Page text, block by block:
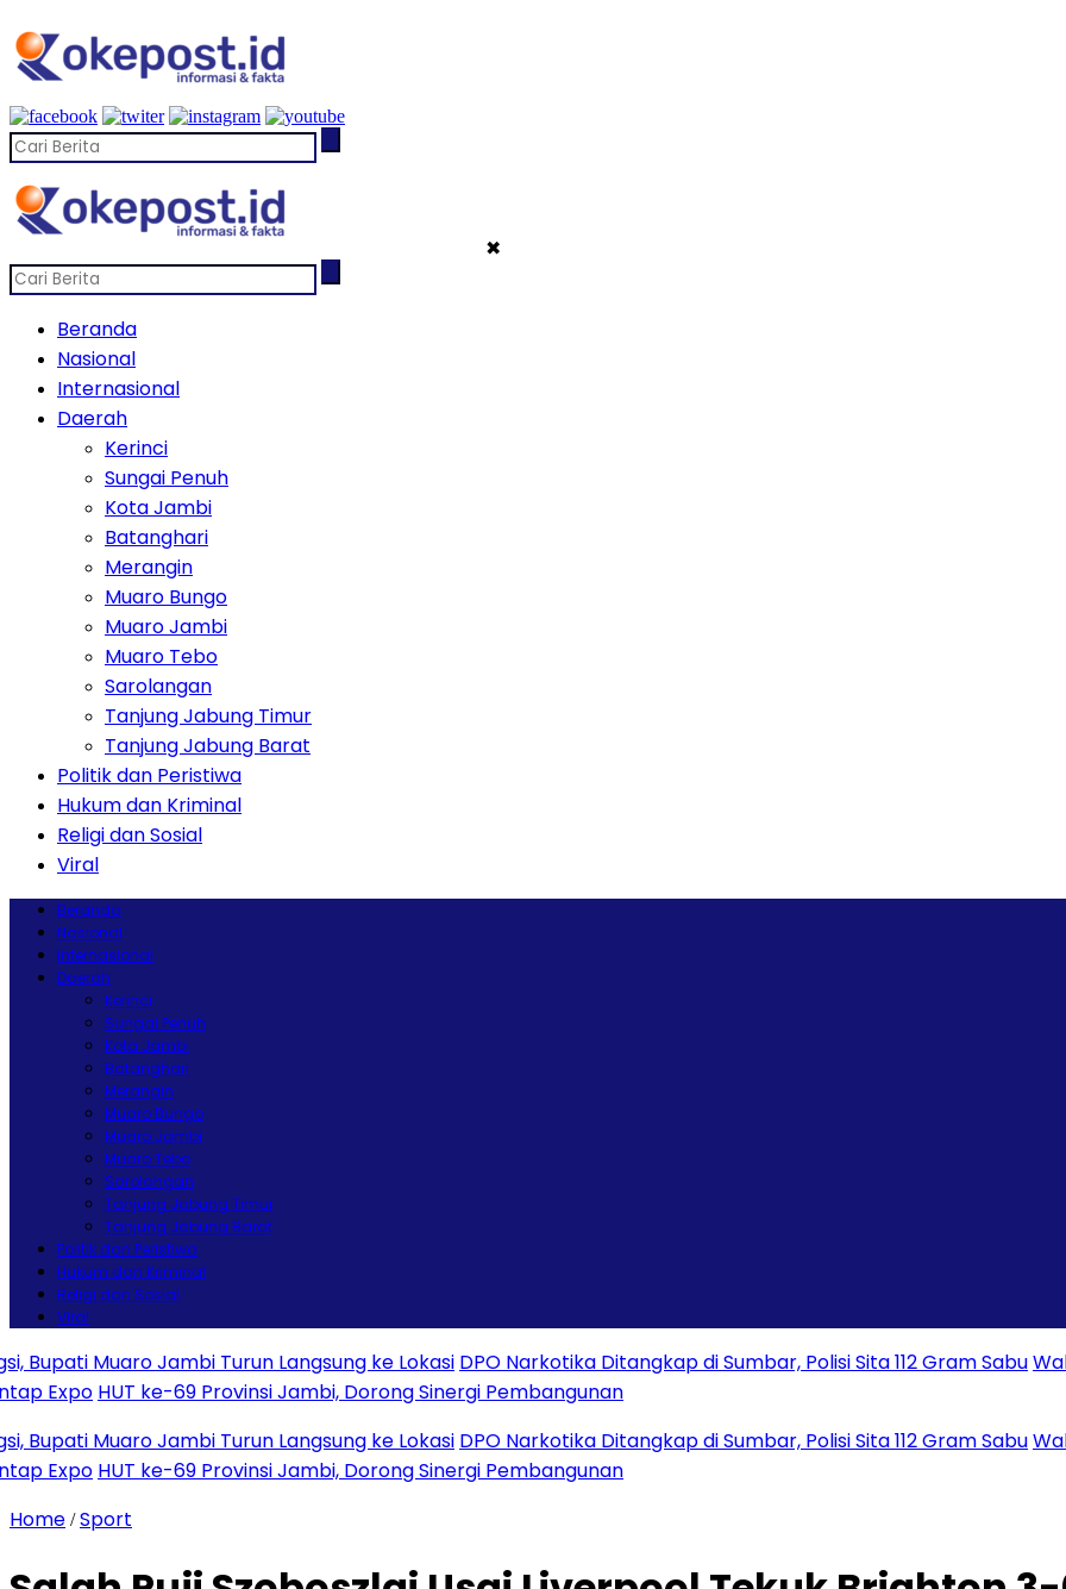
✖
Beranda
Nasional
Internasional
Daerah
Kerinci
Sungai Penuh
Kota Jambi
Batanghari
Merangin
Muaro Bungo
Muaro Jambi
Muaro Tebo
Sarolangan
Tanjung Jabung Timur
Tanjung Jabung Barat
Politik dan Peristiwa
Hukum dan Kriminal
Religi dan Sosial
Viral
Beranda
Nasional
Internasional
Daerah
Kerinci
Sungai Penuh
Kota Jambi
Batanghari
Merangin
Muaro Bungo
Muaro Jambi
Muaro Tebo
Sarolangan
Tanjung Jabung Timur
Tanjung Jabung Barat
Politik dan Peristiwa
Hukum dan Kriminal
Religi dan Sosial
Viral
Muaro Jambi Turun Langsung ke Lokasi DPO Narkotika Ditangkap di Sumbar, Polisi Sita 112 Gram SabuWako
HUT ke-69 Provinsi Jambi, Dorong Sinergi Pembangunan
Muaro Jambi Turun Langsung ke Lokasi DPO Narkotika Ditangkap di Sumbar, Polisi Sita 112 Gram SabuWako
HUT ke-69 Provinsi Jambi, Dorong Sinergi Pembangunan
Home /Sport